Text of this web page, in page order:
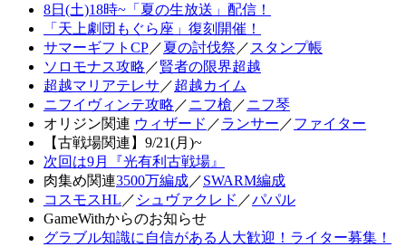
8日(土)18時~「夏の生放送」配信！
「天上劇団もぐら座」復刻開催！
サマーギフトCP／夏の討伐祭 ／ スタンプ帳
ソロモナス攻略 ／賢者の限界超越
超越マリアテレサ ／超越カイム
ニフイヴィンテ攻略 ／ニフ槍 ／ニフ琴
オリジン関連 ウィザード ／ランサー ／ファイター
【古戦場関連】9/21(月)~
次回は9月『光有利古戦場』
肉集め関連3500万編成／SWARM編成
コスモスHL ／ シュヴァクレド ／パパル
GameWithからのお知らせ
グラブル知識に自信がある人大歓迎！ライター募集！